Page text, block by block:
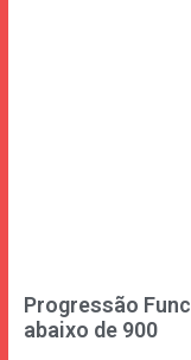
Progressão
abaixo de 900